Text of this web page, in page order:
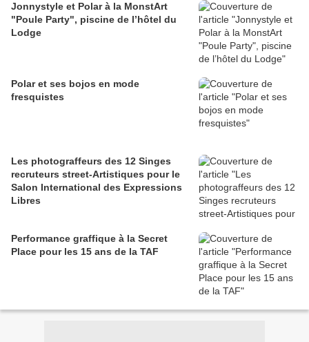
Jonnystyle et Polar à la MonstArt
"Poule Party", piscine de l’hôtel du
Lodge
Polar et ses bojos en mode
fresquistes
Les photograffeurs des 12 Singes
recruteurs street-Artistiques pour le
Salon International des Expressions
Libres
Performance graffique à la Secret
Place pour les 15 ans de la TAF